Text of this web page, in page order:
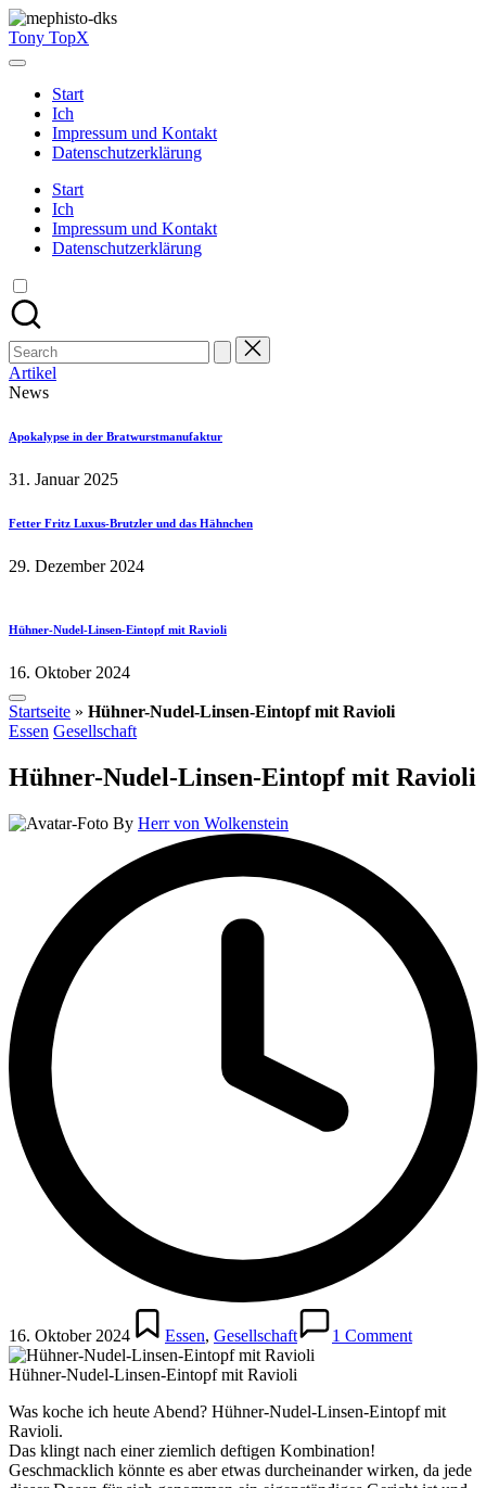
Skip
to
content
Tony TopX
Start
Ich
Impressum und Kontakt
Datenschutzerklärung
Start
Ich
Impressum und Kontakt
Datenschutzerklärung
Search
for:
Artikel
News
Apokalypse in der Bratwurstmanufaktur
31. Januar 2025
Fetter Fritz Luxus-Brutzler und das Hähnchen
29. Dezember 2024
Hühner-Nudel-Linsen-Eintopf mit Ravioli
16. Oktober 2024
Startseite » Hühner-Nudel-Linsen-Eintopf mit Ravioli
Posted
Essen Gesellschaft
Hühner-Nudel-Linsen-Eintopf mit Ravioli
Posted
By Herr von Wolkenstein
16. Oktober 2024
Posted
in
Essen, Gesellschaft 1 Comment
Hühner-Nudel-Linsen-Eintopf mit Ravioli
Was koche ich heute Abend? Hühner-Nudel-Linsen-Eintopf mit
Ravioli.
Das klingt nach einer ziemlich deftigen Kombination!
Geschmacklich könnte es aber etwas durcheinander wirken, da jede